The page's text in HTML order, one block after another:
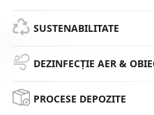
SUSTENABILITATE
DEZINFECȚIE AER &
PROCESE DEPOZITE